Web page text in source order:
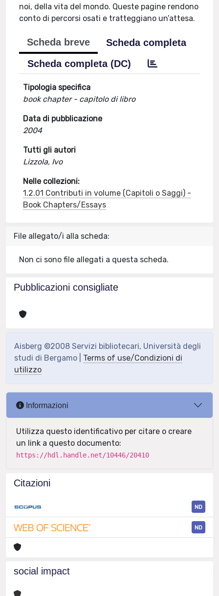
noi, della vita del mondo. Queste pagine rendono
conto di percorsi osati e tratteggiano un’attesa.
Scheda breve
Scheda completa
Scheda completa (DC)
Tipologia specifica
book chapter - capitolo di libro
Data di pubblicazione
2004
Tutti gli autori
Lizzola, Ivo
Nelle collezioni:
1.2.01 Contributi in volume (Capitoli o Saggi) -
Book Chapters/Essays
File allegato/i alla scheda:
Non ci sono file allegati a questa scheda.
Pubblicazioni consigliate
Aisberg ©2008 Servizi bibliotecari, Università degli
studi di Bergamo | Terms of use/Condizioni di
utilizzo
Informazioni
Utilizza questo identificativo per citare o creare
un link a questo documento:
https://hdl.handle.net/10446/20410
Citazioni
ND
ND
social impact